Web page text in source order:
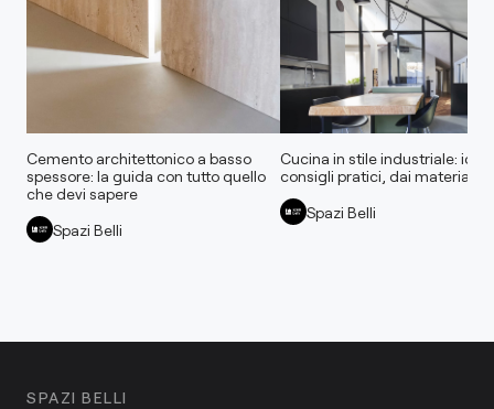
Cemento architettonico a basso
spessore: la guida con tutto quello
che devi sapere
Spazi Belli
Cucina in stile industriale: idee
consigli pratici, dai materiali
Spazi Belli
SPAZI BELLI